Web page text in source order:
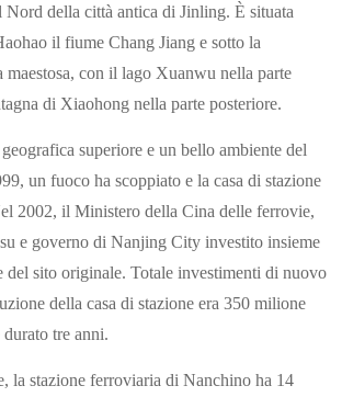
Nord della città antica di Jinling. È situata
il fiume Chang Jiang e sotto la
maestosa, con il lago Xuanwu nella parte
di Xiaohong nella parte posteriore.
superiore e un bello ambiente del
un fuoco ha scoppiato e la casa di stazione
2002, il Ministero della Cina delle ferrovie,
e governo di Nanjing City investito insieme
del sito originale. Totale investimenti di nuovo
della casa di stazione era 350 milione
tre anni.
la stazione ferroviaria di Nanchino ha 14